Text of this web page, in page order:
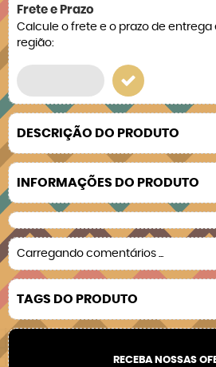
Frete e Prazo
Calcule o frete e o prazo de
região:
DESCRIÇÃO DO PRODUTO
INFORMAÇÕES DO PRODUTO
Carregando comentários ...
TAGS DO PRODUTO
RECEBA NOSSAS